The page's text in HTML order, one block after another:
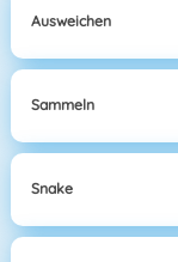
Ausweichen
Sammeln
Snake